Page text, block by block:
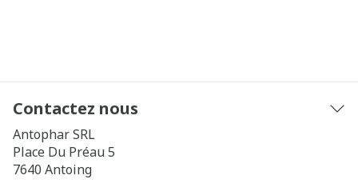
Contactez nous
Antophar SRL
Place Du Préau 5
7640 Antoing